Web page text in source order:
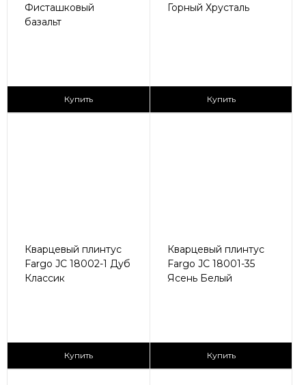
Фисташковый
базальт
Купить
Горный Хрусталь
Купить
Кварцевый плинтус
Fargo JC 18002-1 Дуб
Классик
Купить
Кварцевый плинтус
Fargo JC 18001-35
Ясень Белый
Купить